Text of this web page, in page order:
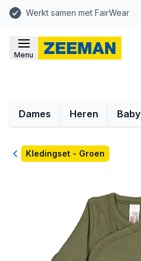
Werkt samen met FairWear
Menu
Dames Heren Baby
TerugKledingset - Groen